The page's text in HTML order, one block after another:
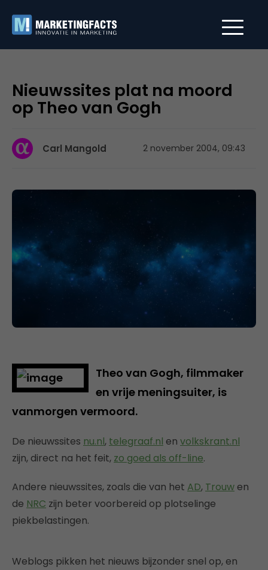
Nieuwssites plat na moord
op Theo van Gogh
Carl Mangold 2 november 2004, 09:43
Theo van Gogh, filmmaker
en vrije meningsuiter, is
vanmorgen vermoord.
De nieuwssites nu.nl, telegraaf.nl en volkskrant.nl
zijn, direct na het feit, zo goed als off-line.
Andere nieuwssites, zoals die van het AD, Trouw en
de NRC zijn beter voorbereid op plotselinge
piekbelastingen.
Weblogs pikken het nieuws bijzonder snel op, en